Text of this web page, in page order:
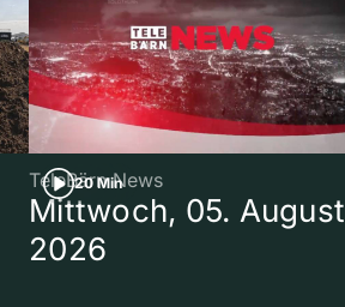
20 Min
TeleBärn News
Mittwoch, 05. August
2026